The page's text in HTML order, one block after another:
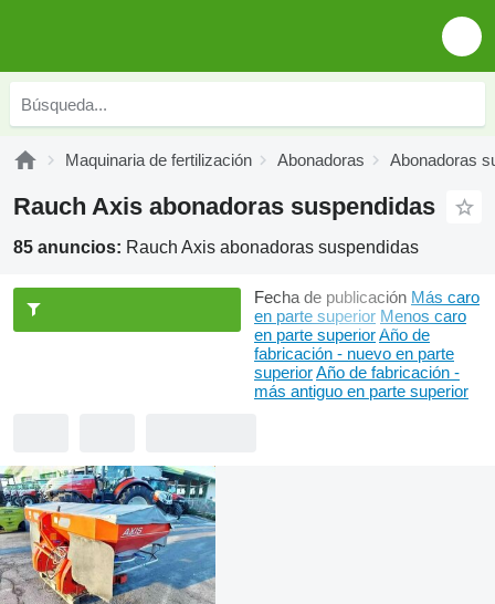
Maquinaria de fertilización Abonadoras Abonadoras
Rauch Axis abonadoras suspendidas
85 anuncios: Rauch Axis abonadoras suspendidas
Fecha de publicación Más caro
en parte superior Menos caro
en parte superiorAño de
fabricación - nuevo en parte
superiorAño de fabricación -
más antiguo en parte superior